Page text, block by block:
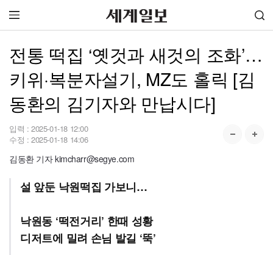
전통 떡집 ‘옛것과 새것의 조화’…
키위·복분자설기, MZ도 홀릭 [김
동환의 김기자와 만납시다]
입력 : 2025-01-18 12:00
수정 : 2025-01-18 14:06
김동환 기자 kimcharr@segye.com
설 앞둔 낙원떡집 가보니…
낙원동 ‘떡전거리’ 한때 성황
디저트에 밀려 손님 발길 ‘뚝’